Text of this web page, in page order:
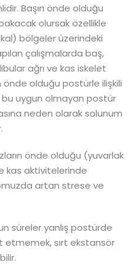
Başın önde olduğu
olursak özellikle
bölgeler üzerindeki
çalışmalarda baş,
ağrı ve kas iskelet
olduğu postürle ilişkili
uygun olmayan postür
neden olarak solunum
önde olduğu (yuvarlak
kas aktivitelerinde
artan strese ve
süreler yanlış postürde
etmemek, sırt ekstansör